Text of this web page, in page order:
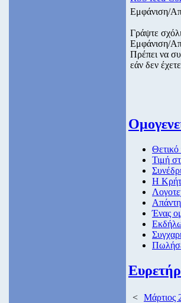
Εμφάνιση/
Γράψτε
Εμφάνιση/
Πρέπει να
εάν δεν
Τιμή
H
Ένας
< Μάρτιος